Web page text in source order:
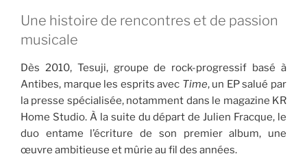
Une histoire de rencontres et de passion
musicale
Dès 2010, Tesuji, groupe de rock-progressif basé à
Antibes, marque les esprits avec Time, un EP salué par
la presse spécialisée, notamment dans le magazine KR
Home Studio. À la suite du départ de Julien Fracque, le
duo entame l’écriture de son premier album, une
œuvre ambitieuse et mûrie au fil des années.